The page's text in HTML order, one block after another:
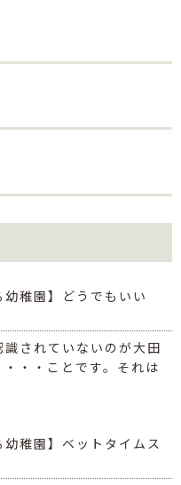
稚園】どうでもいい
いないのが大田
・・ことです。それは
稚園】ベットタイムス